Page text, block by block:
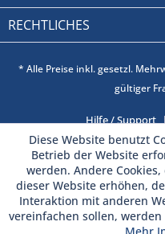
RECHTLICHES
* Alle Preise inkl. gesetzl.
gültiger
Hilfe / Support
Diese Website benutzt
Betrieb der Website
werden. Andere
dieser Website erhöhen,
Interaktion mit anderen
vereinfachen sollen,